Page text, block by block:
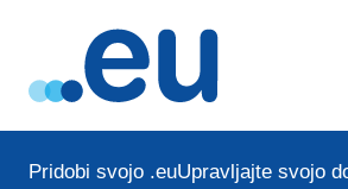
Pridobi svojo .euUpravljajte svojo